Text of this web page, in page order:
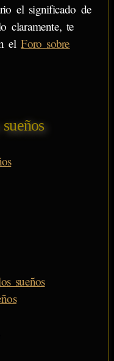
el significado de
claramente, te
elForo sobre
sueños